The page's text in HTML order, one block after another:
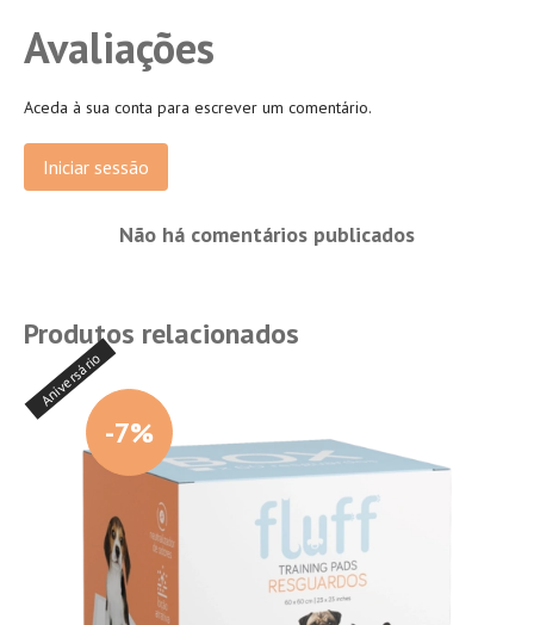
Avaliações
Aceda à sua conta para escrever um comentário.
Iniciar sessão
Não há comentários publicados
Produtos relacionados
-7%
Aniversário